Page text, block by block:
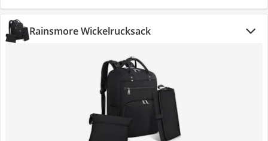
Rainsmore Wickelrucksack